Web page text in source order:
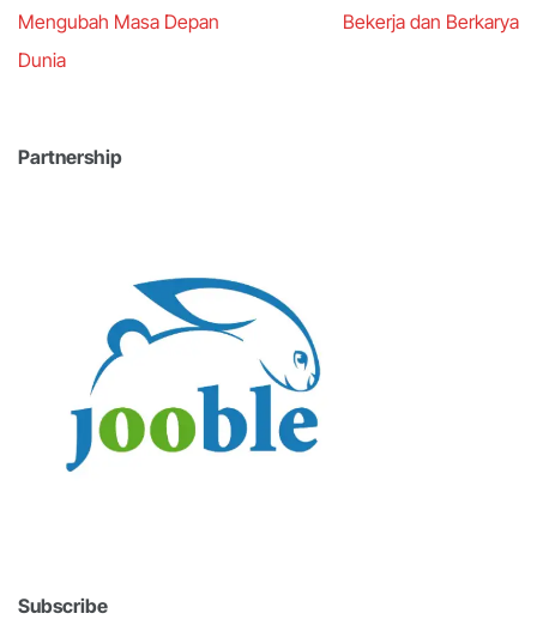
Mengubah Masa Depan
Dunia
Bekerja dan Berkarya
Partnership
Subscribe